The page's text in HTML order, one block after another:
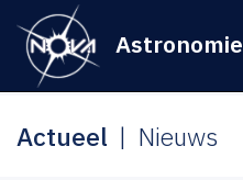
Astronomie
Actueel Nieuws